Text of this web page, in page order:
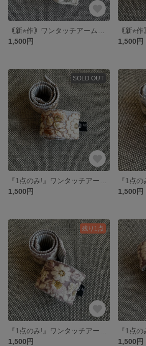
1,500円
1,500円
SOLD OUT
1,500円
1,500円
残り1点
1,500円
1,500円